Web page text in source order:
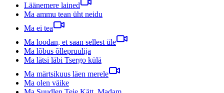
Läänemere lained
Ma ammu tean üht neidu
Ma ei tea
Ma loodan, et saan sellest üle
Ma lõbus õllepruulija
Ma lätsi läbi Tsergo külä
Ma märtsikuus läen merele
Ma olen väike